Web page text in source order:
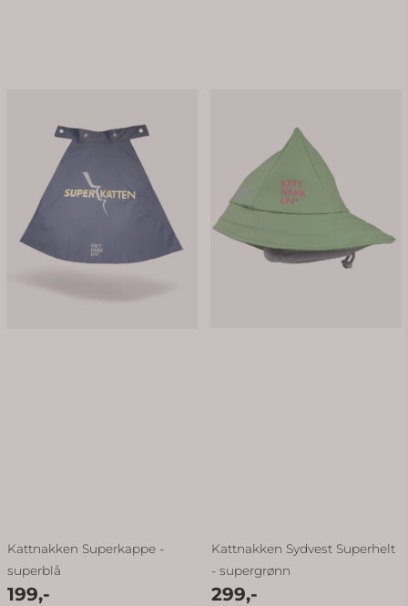
Kattnakken Superkappe -
superblå
199,-
Kattnakken Sydvest Superhelt
- supergrønn
299,-